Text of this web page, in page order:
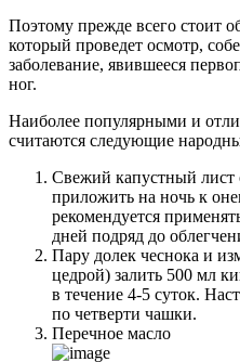
Поэтому прежде всего стоит
который проведет осмотр,
заболевание, явившееся
ног.
Наиболее популярными и
считаются следующие
Свежий капустный лист
приложить на ночь к
рекомендуется
дней подряд до
Пару долек чеснока и
цедрой) залить 500 мл
в течение 4-5 суток.
по четверти чашки.
Перечное масло